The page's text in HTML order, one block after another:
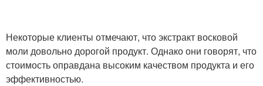
Некоторые клиенты отмечают, что экстракт восковой
моли довольно дорогой продукт. Однако они говорят, что
стоимость оправдана высоким качеством продукта и его
эффективностью.